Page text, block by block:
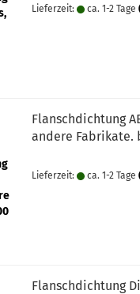
Lieferzeit: ca. 1-2 Tage
Flanschdichtung
andere Fabrikate.
Lieferzeit: ca. 1-2 Tage
Flanschdichtung